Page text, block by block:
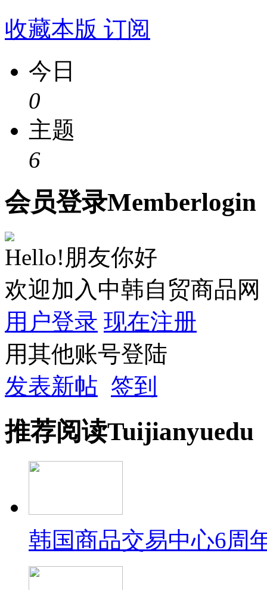
收藏本版 订阅
今日
0
主题
6
会员登录Memberlogin
Hello!朋友你好
欢迎加入中韩自贸商品网
用户登录 现在注册
用其他账号登陆
发表新帖 签到
推荐阅读Tuijianyuedu
韩国商品交易中心6周